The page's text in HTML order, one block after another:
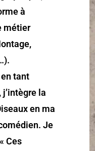
à
métier
tant
la
en ma
Je
Ces